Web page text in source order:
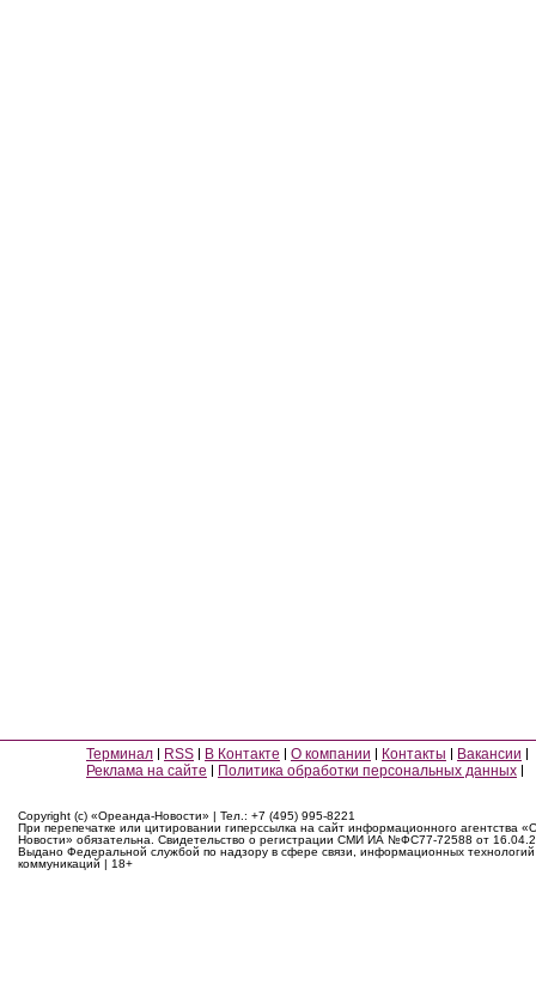
Терминал RSS В Контакте О компании Контакты
Вакансии
Реклама на сайте
Политика обработки персональных данных
Copyright (c) «Ореанда-Новости» | Тел.: +7 (495) 995-8221
При перепечатке или цитировании гиперссылка на сайт информационного агентства
Новости» обязательна. Свидетельство о регистрации СМИ ИА №ФС77-72588 от
Выдано Федеральной службой по надзору в сфере связи, информационных
коммуникаций | 18+